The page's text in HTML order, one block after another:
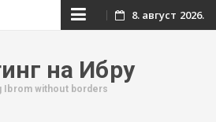
Skip
content
8. август 2026.
на Ибру
Ibrom without borders